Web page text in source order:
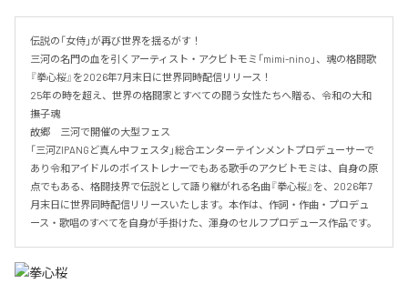
伝説の「女侍」が再び世界を揺るがす！
三河の名門の血を引くアーティスト・アクビトモミ「mimi-nino」、魂の格闘歌
『拳心桜』を2026年7月末日に世界同時配信リリース！
25年の時を超え、世界の格闘家とすべての闘う女性たちへ贈る、令和の大和
撫子魂
故郷　三河で開催の大型フェス
「三河ZIPANGど真ん中フェスタ」総合エンターテインメントプロデューサーで
あり令和アイドルのボイストレナーでもある歌手のアクビトモミは、自身の原
点でもある、格闘技界で伝説として語り継がれる名曲『拳心桜』を、2026年7
月末日に世界同時配信リリースいたします。本作は、作詞・作曲・プロデュ
ース・歌唱のすべてを自身が手掛けた、渾身のセルフプロデュース作品です。